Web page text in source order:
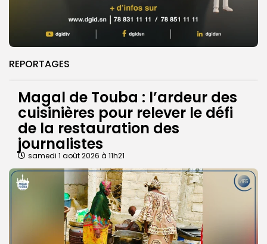
REPORTAGES
Magal de Touba : l’ardeur des
cuisinières pour relever le défi
de la restauration des
journalistes
samedi 1 août 2026 à 11h21